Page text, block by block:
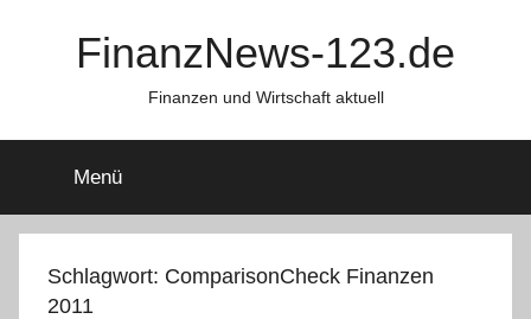
FinanzNews-123.de
Finanzen und Wirtschaft aktuell
Menü
Schlagwort: ComparisonCheck Finanzen
2011